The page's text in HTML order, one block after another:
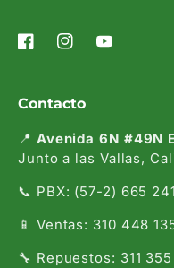
FacebookInstagramYouTube
Contacto
📍 Avenida 6N #49N
Junto a las Vallas,
📞 PBX: (57-2) 665
📱 Ventas: 310 448
🔧 Repuestos: 311 355